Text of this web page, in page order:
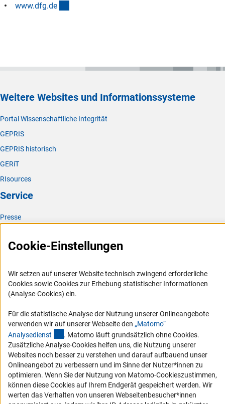
www.dfg.de
Weitere Websites und Informationssysteme
Portal Wissenschaftliche Integrität
GEPRIS
GEPRIS historisch
GERiT
RIsources
Service
Presse
Karriere
RSS-Feeds
Compliance
Barrierefreiheit
Service und Informationen für Menschen mit Behinderungen
Erklärung zur Barrierefreiheit
Barriere melden
DFG-aktuell
Cookie-Einstellungen
Wir setzen auf unserer Website technisch zwingend erforderliche
Cookies sowie Cookies zur Erhebung statistischer Informationen
(Analyse-Cookies) ein.
Für die statistische Analyse der Nutzung unserer Onlineangebote
verwenden wir auf unserer Webseite den „Matomo“
Analysedienst (externer Link)
. Matomo läuft grundsätzlich ohne Cookies.
Zusätzliche Analyse-Cookies helfen uns, die Nutzung unserer
Websites noch besser zu verstehen und darauf aufbauend unser
Onlineangebot zu verbessern und im Sinne der Nutzer*innen zu
optimieren. Wenn Sie der Nutzung von Matomo-Cookieszustimmen,
können diese Cookies auf Ihrem Endgerät gespeichert werden. Wir
werten das Verhalten von unseren Webseitenbesucher*innen